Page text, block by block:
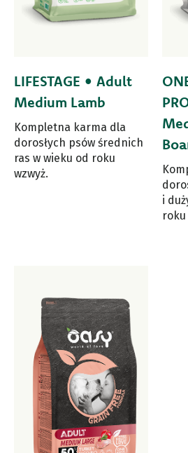
LIFESTAGE • Adult
Medium Lamb
Kompletna karma dla
dorosłych psów średnich
ras w wieku od roku
wzwyż.
i
roku